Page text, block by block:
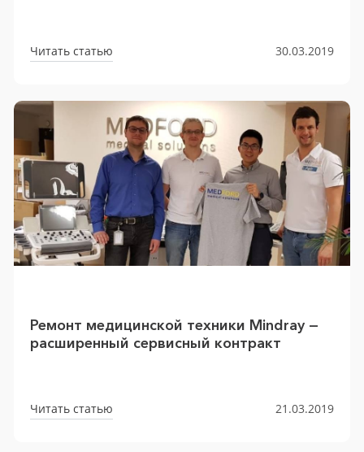
30.03.2019
Читать статью
Ремонт медицинской техники Mindray —
расширенный сервисный контракт
21.03.2019
Читать статью